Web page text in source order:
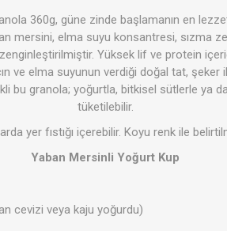
Temizlik Ürünleri
Şeker Yerine
-
360g, güne zinde başlamanın en
mersini, elma suyu konsantresi, sızma
Yüksek lif ve protein
ve elma suyunun verdiği doğal tat, şeker
bu granola; yoğurtla, bitkisel sütlerle ya da
tüketilebilir.
yer fıstığı içerebilir. Koyu renk ile
Yaban Mersinli Yoğurt Kup
cevizi veya kaju yoğurdu)